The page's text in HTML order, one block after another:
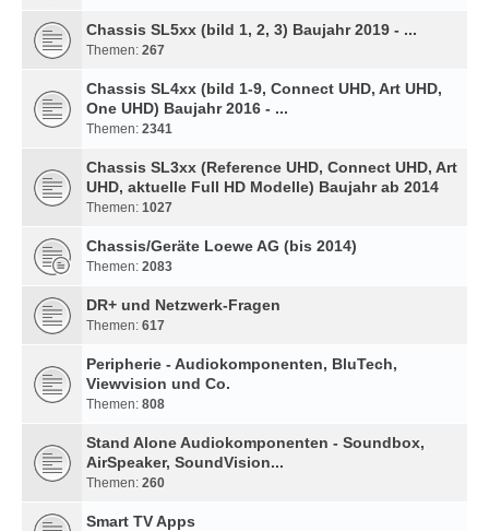
Chassis SL5xx (bild 1, 2, 3) Baujahr 2019 - ...
Themen: 267
Chassis SL4xx (bild 1-9, Connect UHD, Art UHD,
One UHD) Baujahr 2016 - ...
Themen: 2341
Chassis SL3xx (Reference UHD, Connect UHD, Art
UHD, aktuelle Full HD Modelle) Baujahr ab 2014
Themen: 1027
Chassis/Geräte Loewe AG (bis 2014)
Themen: 2083
DR+ und Netzwerk-Fragen
Themen: 617
Peripherie - Audiokomponenten, BluTech,
Viewvision und Co.
Themen: 808
Stand Alone Audiokomponenten - Soundbox,
AirSpeaker, SoundVision...
Themen: 260
Smart TV Apps